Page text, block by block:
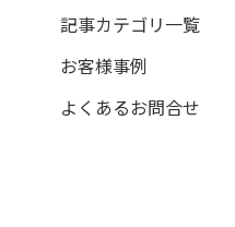
記事カテゴリ一覧
お客様事例
よくあるお問合せ